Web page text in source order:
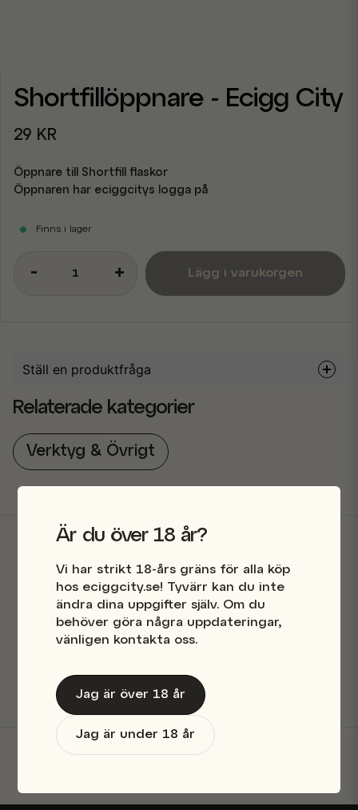
Shortfillöppnare - Ecigg City
29 KR
Öppnare till Shortfill flaskor
Öppnaren har eciggcitys logga på
Finns i lager
- + Lägg i varukorgen
Relaterade kategorier
Verktyg & Övrigt
Ställ en produktfråga
question
Fråga oss något om denna produkten...
name
Ja, ni får publicera min fråga
Butik i Stockholm
Snabba leveranser
Är du över 18 år?
Vi har strikt 18-års gräns för alla köp
hos eciggcity.se! Tyvärr kan du inte
ändra dina uppgifter själv. Om du
behöver göra några uppdateringar,
vänligen kontakta oss.
Jag är över 18 år
Jag är under 18 år